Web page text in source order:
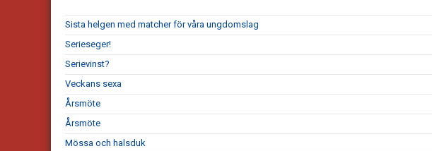
Sista helgen med matcher för våra ungdomslag
Serieseger!
Serievinst?
Veckans sexa
Årsmöte
Årsmöte
Mössa och halsduk